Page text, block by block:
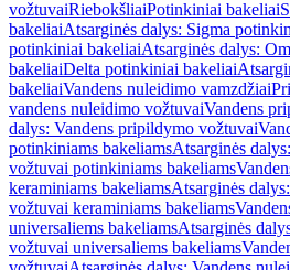
vožtuvaiRiebokšliaiPotinkiniai bakeliai
bakeliaiAtsarginės dalys: Sigma
potinkiniai bakeliaiAtsarginės dalys:
bakeliaiDelta potinkiniai bakeliai
bakeliaiVandens nuleidimo vamzdžiai
vandens nuleidimo vožtuvaiVandens
dalys: Vandens pripildymo vožtuvai
potinkiniams bakeliamsAtsarginės
vožtuvai potinkiniams bakeliams
keraminiams bakeliamsAtsarginės
vožtuvai keraminiams bakeliams
universaliems bakeliamsAtsarginės
vožtuvai universaliems bakeliams